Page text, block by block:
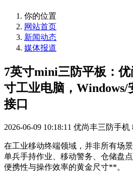
你的位置
网站首页
新闻动态
媒体报道
7英寸mini三防平板：
寸工业电脑，Windows/
接口
2026-06-09 10:18:11 优尚丰三防手机
在工业移动终端领域，并非所有场
单兵手持作业、移动警务、仓储盘
便携性与操作效率的黄金尺寸**。